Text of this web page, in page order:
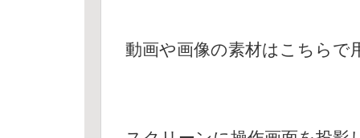
動画や画像の素材はこちらで